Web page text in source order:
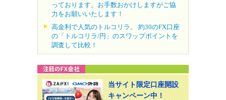
っております。お手数おかけしますがご協
力をお願いいたします！
高金利で人気のトルコリラ。 約30のFX口座
の「トルコリラ/円」のスワップポイントを
調査して比較！
当サイト限定口座開設
キャンペーン中！